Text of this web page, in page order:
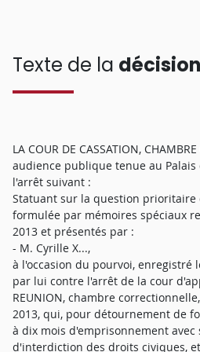
Texte de la décision
LA COUR DE CASSATION,
audience publique tenue au Palais
l'arrêt suivant :
Statuant sur la question
formulée par mémoires spéciaux
2013 et présentés par :
- M. Cyrille X...,
à l'occasion du pourvoi, enregistré
par lui contre l'arrêt de la cour
REUNION, chambre
2013, qui, pour détournement de
à dix mois d'emprisonnement avec
d'interdiction des droits civiques,